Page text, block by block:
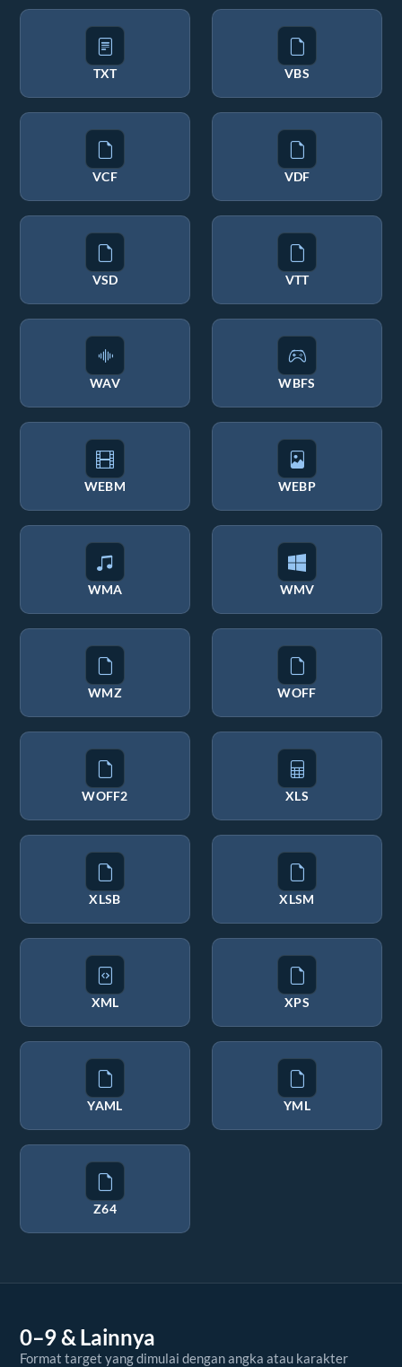
TXT VBS
VCF VDF
VSD VTT
WAV WBFS
WEBM WEBP
WMA WMV
WMZ WOFF
WOFF2 XLS
XLSB XLSM
XML XPS
YAML YML
Z64
0–9 & Lainnya
Format target yang dimulai dengan angka atau karakter